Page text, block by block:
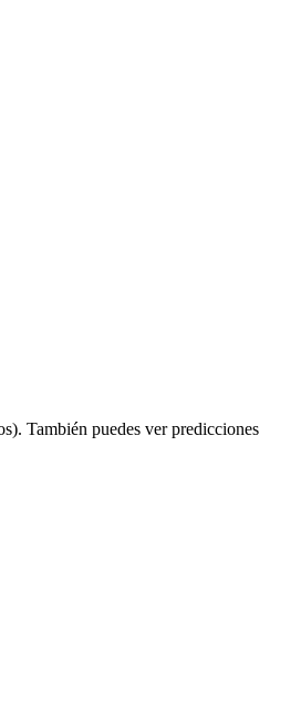
También puedes ver predicciones